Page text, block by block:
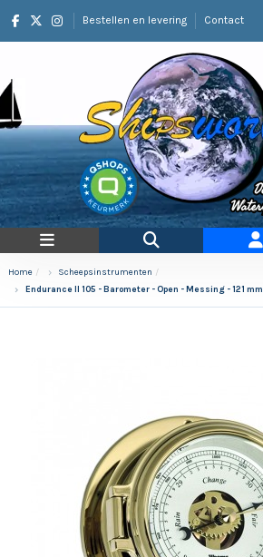
Bestellen en levering Contact
Home
Scheepsinstrumenten
Endurance II 105 - Barometer - Open - Messing - 121 mm